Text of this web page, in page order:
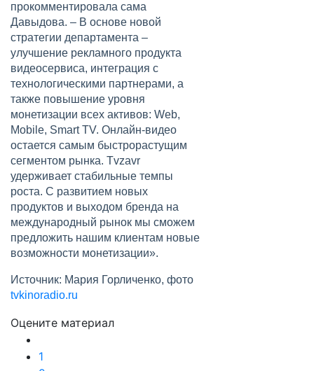
прокомментировала сама
Давыдова. – В основе новой
стратегии департамента –
улучшение рекламного продукта
видеосервиса, интеграция с
технологическими партнерами, а
также повышение уровня
монетизации всех активов: Web,
Mobile, Smart TV. Онлайн-видео
остается самым быстрорастущим
сегментом рынка. Tvzavr
удерживает стабильные темпы
роста. С развитием новых
продуктов и выходом бренда на
международный рынок мы сможем
предложить нашим клиентам новые
возможности монетизации».
Источник: Мария Горличенко, фото
tvkinoradio.ru
Оцените материал
1